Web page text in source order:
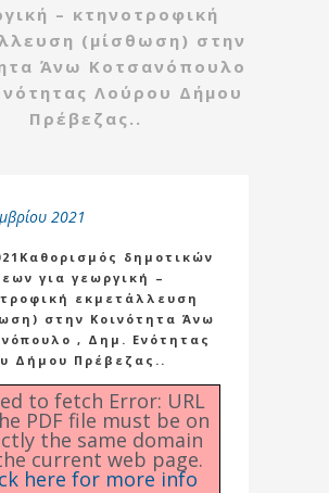
– κτηνοτροφική
(μίσθωση) στην
Άνω Κοτσανόπουλο
Λούρου Δήμου
Πρέβεζας..
2021
δημοτικών
για γεωργική –
εκμετάλλευση
στην Κοινότητα Άνω
, Δημ. Ενότητας
Δήμου Πρέβεζας..
to fetch Error: URL
PDF file must be on
the same domain
current web page.
here for more info